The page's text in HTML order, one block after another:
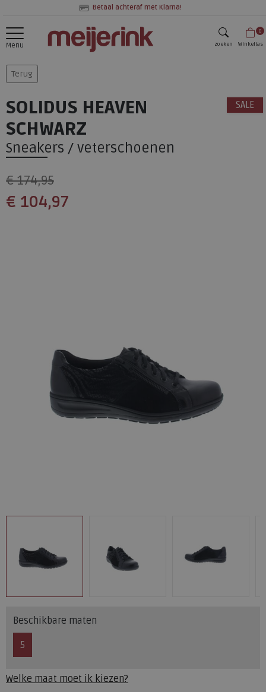
Betaal achteraf met Klarna!
Menu zoeken
0
Winkeltas
Terug
SALE
SOLIDUS HEAVEN
SCHWARZ
Sneakers / veterschoenen
€ 174,95
€ 104,97
Beschikbare maten
5
Welke maat moet ik kiezen?